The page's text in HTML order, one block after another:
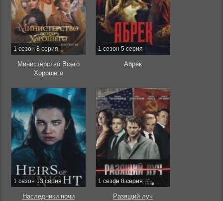
1 сезон 8 серия
Министерство Всего
Хорошего
1 сезон 5 серия
Абрек
1 сезон 13 серия
Наследники ночи
1 сезон 8 серия
Разящий луч